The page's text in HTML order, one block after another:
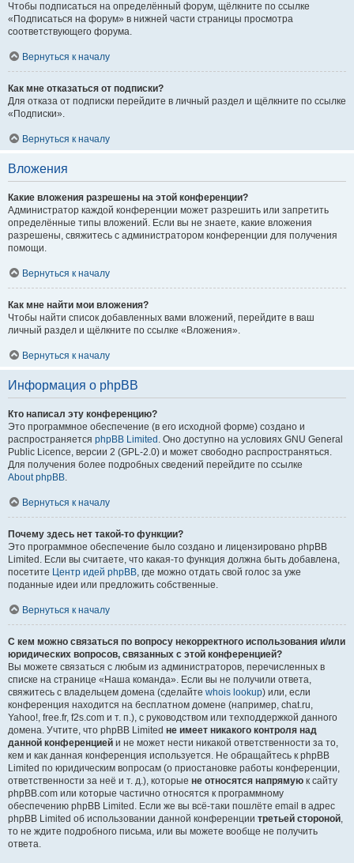
Чтобы подписаться на определённый форум, щёлкните по ссылке
«Подписаться на форум» в нижней части страницы просмотра
соответствующего форума.
Вернуться к началу
Как мне отказаться от подписки?
Для отказа от подписки перейдите в личный раздел и щёлкните по ссылке
«Подписки».
Вернуться к началу
Вложения
Какие вложения разрешены на этой конференции?
Администратор каждой конференции может разрешить или запретить
определённые типы вложений. Если вы не знаете, какие вложения
разрешены, свяжитесь с администратором конференции для получения
помощи.
Вернуться к началу
Как мне найти мои вложения?
Чтобы найти список добавленных вами вложений, перейдите в ваш
личный раздел и щёлкните по ссылке «Вложения».
Вернуться к началу
Информация о phpBB
Кто написал эту конференцию?
Это программное обеспечение (в его исходной форме) создано и
распространяется phpBB Limited . Оно доступно на условиях GNU General
Public Licence, версии 2 (GPL-2.0) и может свободно распространяться.
Для получения более подробных сведений перейдите по ссылке
About phpBB.
Вернуться к началу
Почему здесь нет такой-то функции?
Это программное обеспечение было создано и лицензировано phpBB
Limited. Если вы считаете, что какая-то функция должна быть добавлена,
посетите Центр идей phpBB, где можно отдать свой голос за уже
поданные идеи или предложить собственные.
Вернуться к началу
С кем можно связаться по вопросу некорректного использования и/или
юридических вопросов, связанных с этой конференцией?
Вы можете связаться с любым из администраторов, перечисленных в
списке на странице «Наша команда». Если вы не получили ответа,
свяжитесь с владельцем домена (сделайте whois lookup) или, если
конференция находится на бесплатном домене (например, chat.ru,
Yahoo!, free.fr, f2s.com и т. п.), с руководством или техподдержкой данного
домена. Учтите, что phpBB Limited не имеет никакого контроля над
данной конференцией и не может нести никакой ответственности за то,
кем и как данная конференция используется. Не обращайтесь к phpBB
Limited по юридическим вопросам (о приостановке работы конференции,
ответственности за неё и т. д.), которые не относятся напрямую к сайту
phpBB.com или которые частично относятся к программному
обеспечению phpBB Limited. Если же вы всё-таки пошлёте email в адрес
phpBB Limited об использовании данной конференции третьей стороной,
то не ждите подробного письма, или вы можете вообще не получить
ответа.